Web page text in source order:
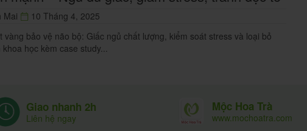
Mai
10 Tháng 4, 2025
vàng bảo vệ não bộ: Giấc ngủ chất lượng, kiểm soát stress và loại bỏ
học kèm case study...
Giao nhanh 2h
Liên hệ ngay
Mộc Hoa Trà
www.mochoatra.com